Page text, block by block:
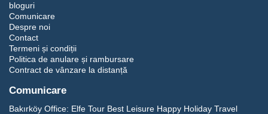
bloguri
Comunicare
Despre noi
Contact
Termeni și condiții
Politica de anulare și rambursare
Contract de vânzare la distanță
Comunicare
Bakırköy Office: Elfe Tour Best Leisure Happy Holiday Travel